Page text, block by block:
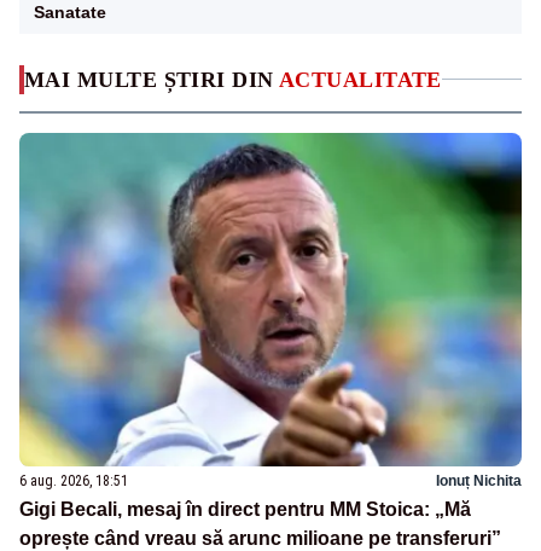
MAI MULTE ȘTIRI DIN ACTUALITATE
6 aug. 2026, 18:51 Ionuț Nichita
Gigi Becali, mesaj în direct pentru MM Stoica: „Mă
oprește când vreau să arunc milioane pe transferuri”
Sanatate